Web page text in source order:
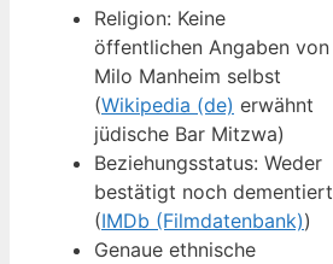
Religion: Keine
öffentlichen Angaben von
Milo Manheim selbst
(Wikipedia (de) erwähnt
jüdische Bar Mitzwa)
Beziehungsstatus: Weder
bestätigt noch dementiert
(IMDb (Filmdatenbank))
Genaue ethnische